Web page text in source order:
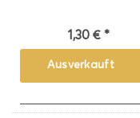
1,30 € *
Ausverkauft